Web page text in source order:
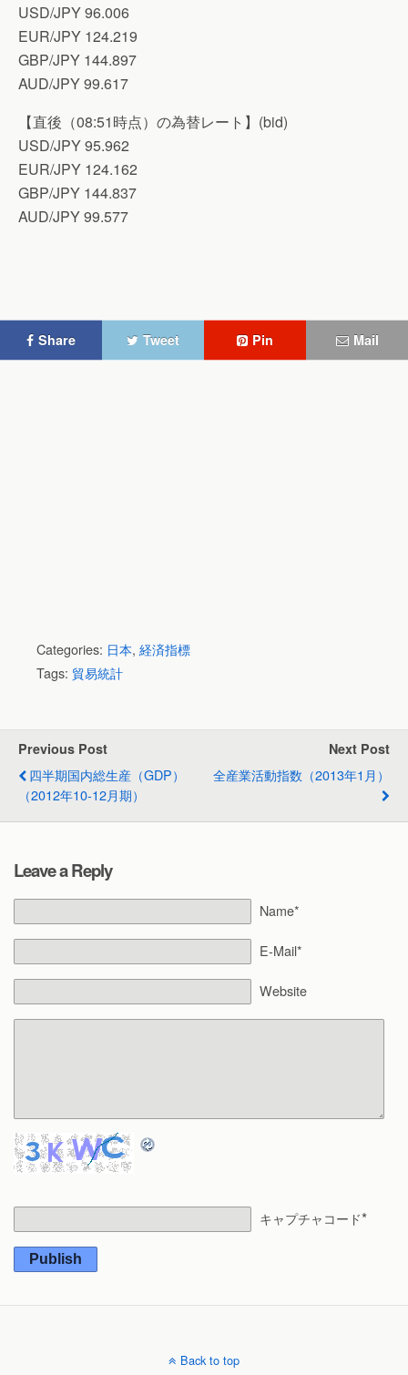
USD/JPY 96.006
EUR/JPY 124.219
GBP/JPY 144.897
AUD/JPY 99.617
【直後（08:51時点）の為替レート】(bid)
USD/JPY 95.962
EUR/JPY 124.162
GBP/JPY 144.837
AUD/JPY 99.577
Share Tweet Pin Mail
Categories: 日本, 経済指標
Tags: 貿易統計
Previous Post
四半期国内総生産（GDP）
（2012年10-12月期）
Next Post
全産業活動指数（2013年1月）
Leave a Reply
Name*
E-Mail*
Website
キャプチャコード*
Publish
Back to top